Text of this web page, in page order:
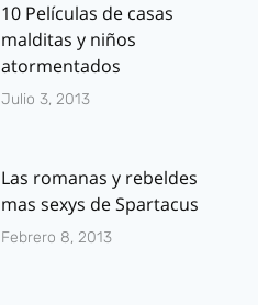
10 Películas de casas
malditas y niños
atormentados
Julio 3, 2013
Las romanas y rebeldes
mas sexys de Spartacus
Febrero 8, 2013